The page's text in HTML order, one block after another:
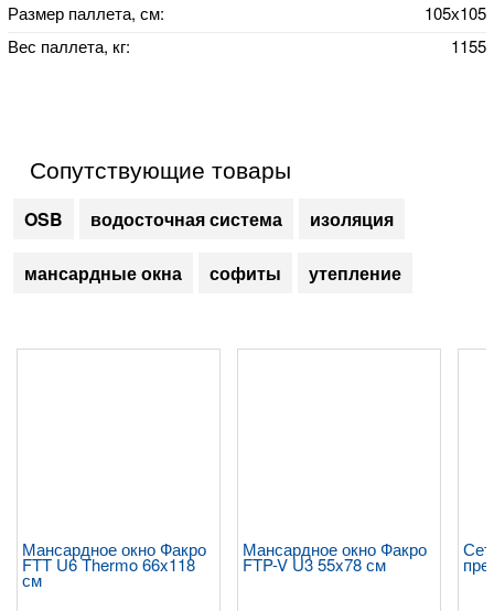
Размер паллета, см:
105х105
Вес паллета, кг:
1155
Сопутствующие товары
OSB водосточная система изоляция
мансардные окна софиты утепление
Мансардное окно Факро
FTT U6 Thermo 66x118
см
Мансардное окно Факро
FTP-V U3 55x78 см